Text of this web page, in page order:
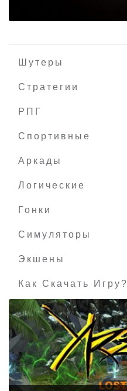
Шутеры
Стратегии
РПГ
Спортивные
Аркады
Логические
Гонки
Симуляторы
Экшены
Как Скачать Игру?